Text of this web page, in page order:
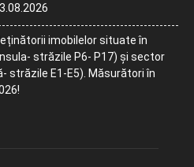
imobilelor situate în
străzile P6- P17) și sector
străzile E1-E5). Măsurători în